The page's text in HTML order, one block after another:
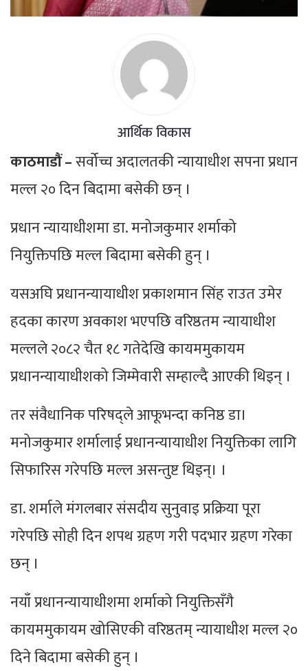
आर्थिक विकास
काठमाडौं –सर्वोच्च अदालतकी न्यायाधीश सपना प्रधान
मल्ल २० दिन बिदामा बसेकी छन् ।
प्रधान न्यायाधीशमा डा. मनोजकुमार शर्माको
नियुक्तिपछि मल्ल बिदामा बसेकी हुन् ।
यसअघि प्रधानन्यायाधीश प्रकाशमान सिंह राउत उमेर
हदका कारण अवकाश भएपछि वरिष्ठतम न्यायाधीश
मल्लले २०८२ चैत १८ गतेदेखि कायममुकायम
प्रधानन्यायाधीशको जिम्मेवारी सम्हाल्दै आएकी थिइन् ।
तर संवैधानिक परिषद्ले आफूभन्दा कनिष्ठ डा।
मनोजकुमार शर्मालाई प्रधानन्यायाधीश नियुक्तिका लागि
सिफारिस गरेपछि मल्ल असन्तुष्ट थिइन्। ।
डा. शर्माले मंगलबार संसदीय सुनुवाइ प्रक्रिया पूरा
गरेपछि सोही दिन शपथ ग्रहण गरी पदभार ग्रहण गरेका
छन् ।
नयाँ प्रधानन्यायाधीशमा शर्माको नियुक्तिसँगै
कायममुकायम खोसिएकी वरिष्ठतम् न्यायाधीश मल्ल २०
दिने बिदामा बसेकी हुन् ।